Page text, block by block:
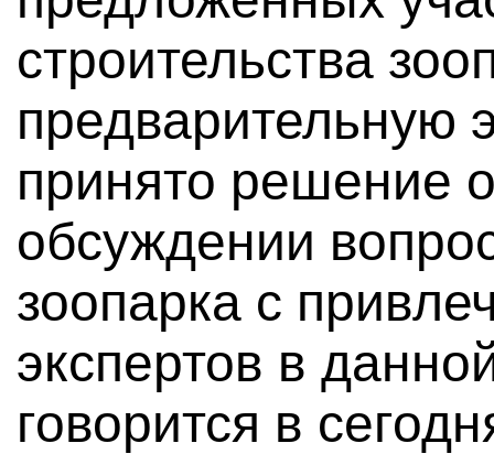
строительства
предварительную
принято решение
обсуждении
зоопарка с
экспертов в
говорится в